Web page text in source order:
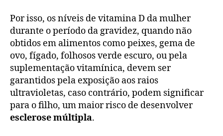
Por isso, os níveis de vitamina D da mulher
durante o período da gravidez, quando não
obtidos em alimentos como peixes, gema de
ovo, fígado, folhosos verde escuro, ou pela
suplementação vitamínica, devem ser
garantidos pela exposição aos raios
ultravioletas, caso contrário, podem significar
para o filho, um maior risco de desenvolver
esclerose múltipla.